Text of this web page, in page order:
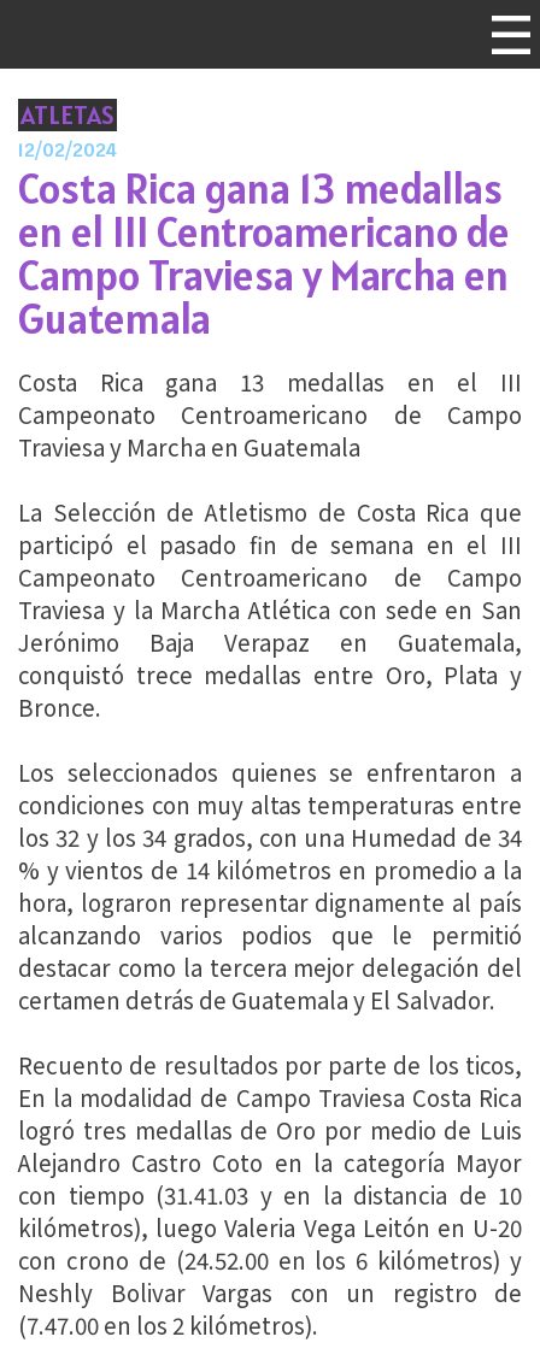
ATLETAS
12/02/2024
Costa Rica gana 13 medallas
en el III Centroamericano de
Campo Traviesa y Marcha en
Guatemala
Costa Rica gana 13 medallas en el III
Campeonato Centroamericano de Campo
Traviesa y Marcha en Guatemala
La Selección de Atletismo de Costa Rica que
participó el pasado fin de semana en el III
Campeonato Centroamericano de Campo
Traviesa y la Marcha Atlética con sede en San
Jerónimo Baja Verapaz en Guatemala,
conquistó trece medallas entre Oro, Plata y
Bronce.
Los seleccionados quienes se enfrentaron a
condiciones con muy altas temperaturas entre
los 32 y los 34 grados, con una Humedad de 34
% y vientos de 14 kilómetros en promedio a la
hora, lograron representar dignamente al país
alcanzando varios podios que le permitió
destacar como la tercera mejor delegación del
certamen detrás de Guatemala y El Salvador.
Recuento de resultados por parte de los ticos,
En la modalidad de Campo Traviesa Costa Rica
logró tres medallas de Oro por medio de Luis
Alejandro Castro Coto en la categoría Mayor
con tiempo (31.41.03 y en la distancia de 10
kilómetros), luego Valeria Vega Leitón en U-20
con crono de (24.52.00 en los 6 kilómetros) y
Neshly Bolivar Vargas con un registro de
(7.47.00 en los 2 kilómetros).